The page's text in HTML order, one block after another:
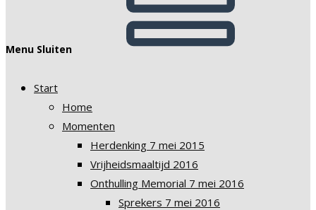
Menu Sluiten
Start
Home
Momenten
Herdenking 7 mei 2015
Vrijheidsmaaltijd 2016
Onthulling Memorial 7 mei 2016
Sprekers 7 mei 2016